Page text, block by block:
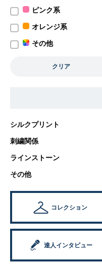
ピンク系
オレンジ系
その他
クリア
シルクプリント
刺繍関係
ラインストーン
その他
コレクション
達人インタビュー